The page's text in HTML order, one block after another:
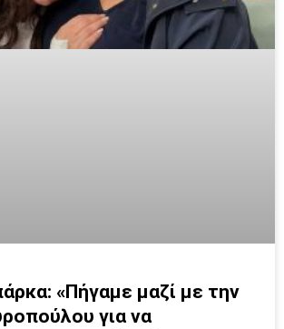
«Πήγαμε μαζί με την
για να